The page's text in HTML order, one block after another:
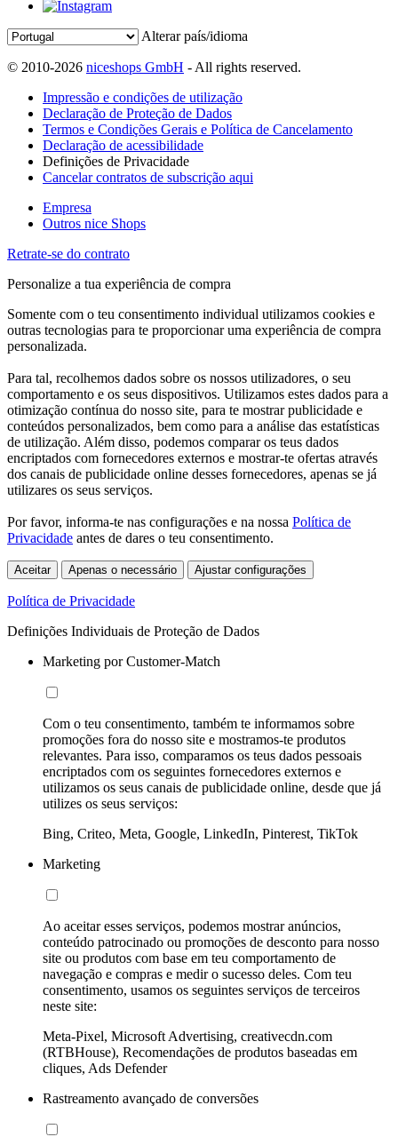
Alterar país/idioma
© 2010-2026 niceshops GmbH - All rights reserved.
Impressão e condições de utilização
Declaração de Proteção de Dados
Termos e Condições Gerais e Política de Cancelamento
Declaração de acessibilidade
Definições de Privacidade
Cancelar contratos de subscrição aqui
Empresa
Outros nice Shops
Retrate-se do contrato
Personalize a tua experiência de compra
Somente com o teu consentimento individual utilizamos cookies e
outras tecnologias para te proporcionar uma experiência de compra
personalizada.
Para tal, recolhemos dados sobre os nossos utilizadores, o seu
comportamento e os seus dispositivos. Utilizamos estes dados para a
otimização contínua do nosso site, para te mostrar publicidade e
conteúdos personalizados, bem como para a análise das estatísticas
de utilização. Além disso, podemos comparar os teus dados
encriptados com fornecedores externos e mostrar-te ofertas através
dos canais de publicidade online desses fornecedores, apenas se já
utilizares os seus serviços.
Por favor, informa-te nas configurações e na nossa Política de
Privacidade antes de dares o teu consentimento.
Aceitar Apenas o necessário Ajustar configurações
Política de Privacidade
Definições Individuais de Proteção de Dados
Marketing por Customer-Match
Com o teu consentimento, também te informamos sobre
promoções fora do nosso site e mostramos-te produtos
relevantes. Para isso, comparamos os teus dados pessoais
encriptados com os seguintes fornecedores externos e
utilizamos os seus canais de publicidade online, desde que já
utilizes os seus serviços:
Bing, Criteo, Meta, Google, LinkedIn, Pinterest, TikTok
Marketing
Ao aceitar esses serviços, podemos mostrar anúncios,
conteúdo patrocinado ou promoções de desconto para nosso
site ou produtos com base em teu comportamento de
navegação e compras e medir o sucesso deles. Com teu
consentimento, usamos os seguintes serviços de terceiros
neste site:
Meta-Pixel, Microsoft Advertising, creativecdn.com
(RTBHouse), Recomendações de produtos baseadas em
cliques, Ads Defender
Rastreamento avançado de conversões